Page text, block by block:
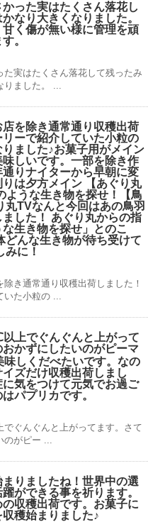
った実はたくさん落花し
なり大きくなりました。
く傷が無い様に管理を頑
。
た実はたくさん落花して残ったみ
りました。 ...
を除き通常通り収穫出荷
リーで紹介していた小粒の
ました♪お菓子用がメイン
しいです。一部を除き作
りナイターから早朝に変
は夕方メイン 【あぐり丸
ような生き物を探せ！【鳥
丸TVなんと今回はあの鳥羽
した！ あぐり丸からの指
生き物を探せ」とのこ
どんな生き物が待ち受けて
みに！
き通常通り収穫出荷しました！
いた小粒の ...
上でぐんぐんと上がって
かずにしたいのがピーマ
味しくだべたいです。なの
ズだけ収穫出荷しまし
気をつけて元気でお過ご
パプリカです。
ぐんぐんと上がってます。さて
がピー ...
りましたね！世界中の選
ができる事を祈ります。
収穫出荷です。お菓子に
穫始まりました♪